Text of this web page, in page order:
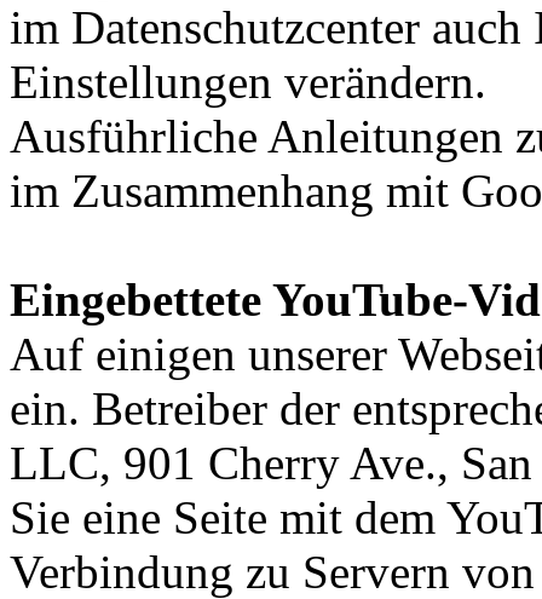
im Datenschutzcenter
Einstellungen verändern.
Ausführliche Anleitungen
im Zusammenhang mit
Eingebettete YouTube-
Auf einigen unserer
ein. Betreiber der
LLC, 901 Cherry Ave.,
Sie eine Seite mit dem
Verbindung zu Servern